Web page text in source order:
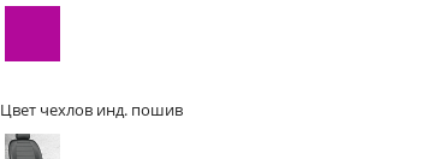
Цвет чехлов инд. пошив